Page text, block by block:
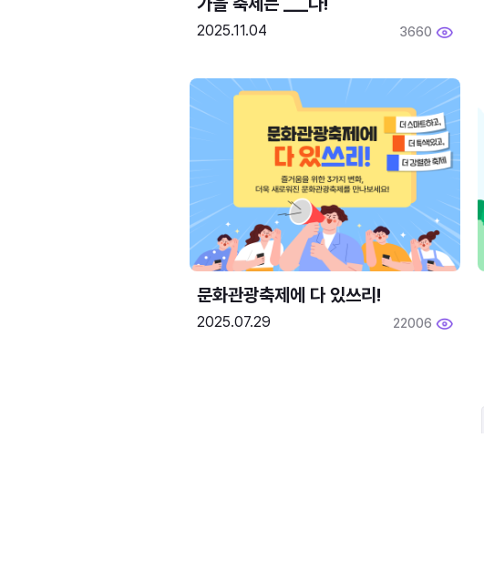
2025.11.04 3660
문화관광축제에 다 있쓰리!
2025.07.29 22006